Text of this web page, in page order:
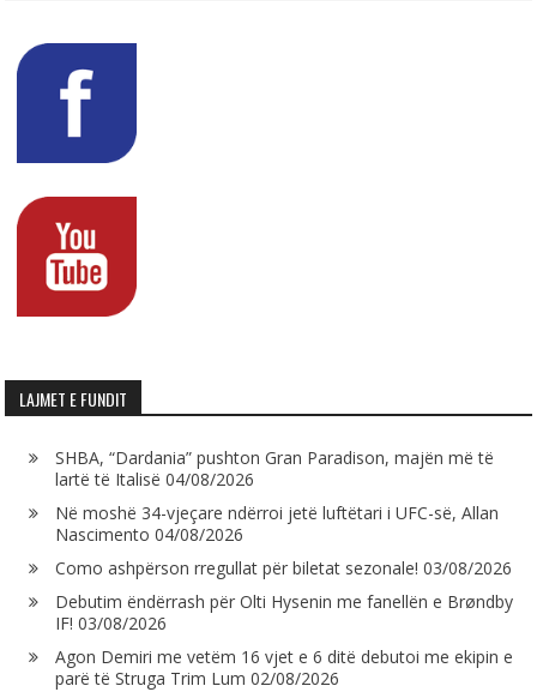
LAJMET E FUNDIT
SHBA, “Dardania” pushton Gran Paradison, majën më të
lartë të Italisë 04/08/2026
Në moshë 34-vjeçare ndërroi jetë luftëtari i UFC-së, Allan
Nascimento 04/08/2026
Como ashpërson rregullat për biletat sezonale! 03/08/2026
Debutim ëndërrash për Olti Hysenin me fanellën e Brøndby
IF! 03/08/2026
Agon Demiri me vetëm 16 vjet e 6 ditë debutoi me ekipin e
parë të Struga Trim Lum 02/08/2026